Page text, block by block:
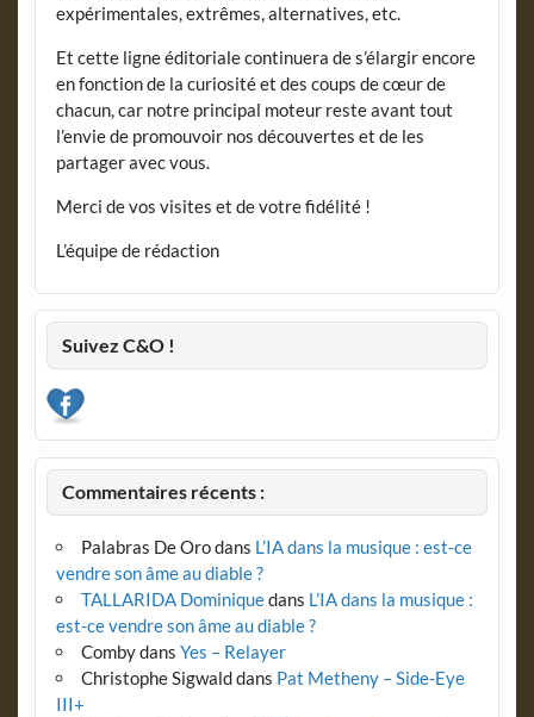
expérimentales, extrêmes, alternatives, etc.
Et cette ligne éditoriale continuera de s’élargir encore
en fonction de la curiosité et des coups de cœur de
chacun, car notre principal moteur reste avant tout
l’envie de promouvoir nos découvertes et de les
partager avec vous.
Merci de vos visites et de votre fidélité !
L’équipe de rédaction
Suivez C&O !
Commentaires récents :
Palabras De Orodans L’IA dans la musique : est-ce
vendre son âme au diable ?
TALLARIDA Dominiquedans L’IA dans la musique :
est-ce vendre son âme au diable ?
Combydans Yes – Relayer
Christophe Sigwalddans Pat Metheny – Side-Eye
III+